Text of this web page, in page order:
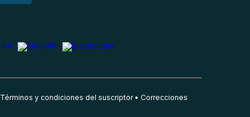
Términos y condiciones del suscriptor Correcciones